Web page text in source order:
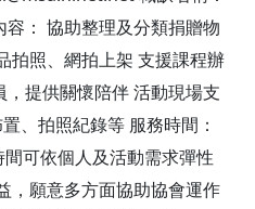
： 協助整理及分類捐贈物
拍照、網拍上架 支援課程辦
提供關懷陪伴 活動現場支
、拍照紀錄等 服務時間：
可依個人及活動需求彈性
，願意多方面協助協會運作